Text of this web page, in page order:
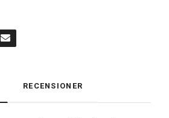
RECENSIONER